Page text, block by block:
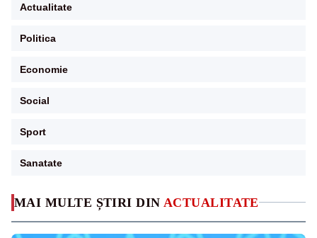
MAI MULTE ȘTIRI DIN ACTUALITATE
Actualitate
Politica
Economie
Social
Sport
Sanatate